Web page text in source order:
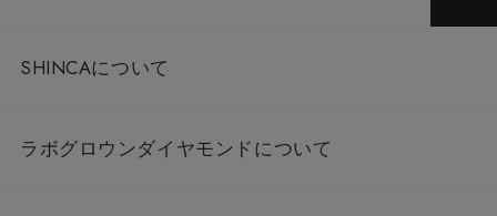
SHINCAについて
ラボグロウンダイヤモンドについて